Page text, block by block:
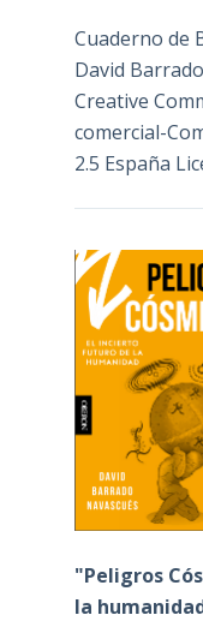
Cuaderno de
David Barrado
Creative
comercial-
2.5 España
"Peligros
la